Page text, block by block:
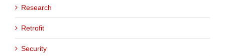
Research
Retrofit
Security